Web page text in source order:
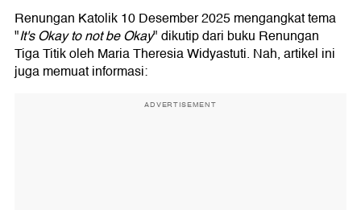
Renungan Katolik 10 Desember 2025 mengangkat tema
"It's Okay to not be Okay" dikutip dari buku Renungan
Tiga Titik oleh Maria Theresia Widyastuti. Nah, artikel ini
juga memuat informasi:
ADVERTISEMENT